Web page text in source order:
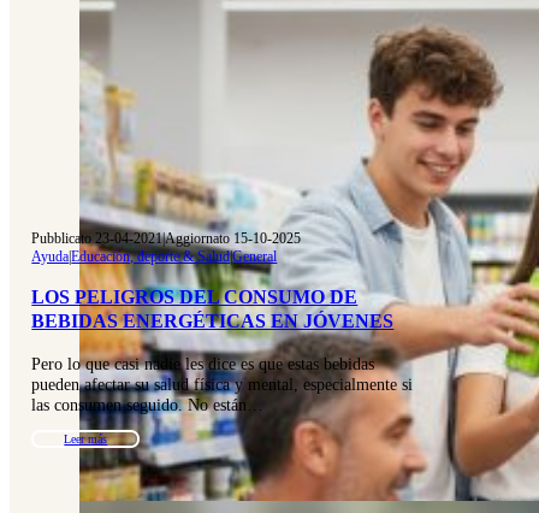
Pubblicato 23-04-2021|Aggiornato 15-10-2025
Ayuda|Educación, deporte & Salud|General
LOS PELIGROS DEL CONSUMO DE
BEBIDAS ENERGÉTICAS EN JÓVENES
Pero lo que casi nadie les dice es que estas bebidas
pueden afectar su salud física y mental, especialmente si
las consumen seguido. No están…
Leer más